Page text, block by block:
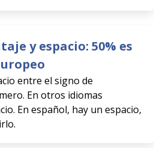
y espacio: 50% es
entre el signo de
En otros idiomas
En español, hay un espacio,